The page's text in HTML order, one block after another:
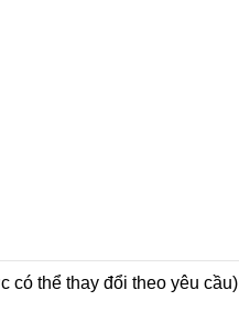
có thể thay đổi theo yêu cầu)